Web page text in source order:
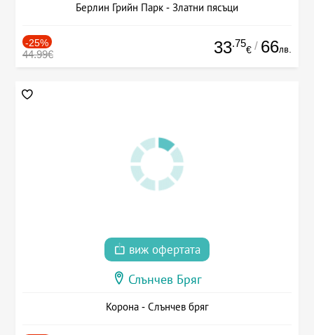
Берлин Грийн Парк - Златни пясъци
-25%
44.99€ 33.75
€ / 66лв.
виж офертата
Слънчев Бряг
Корона - Слънчев бряг